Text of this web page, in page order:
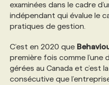
FAQ
examinées dans le cadre
indépendant qui évalue le
pratiques de gestion.
C’est en 2020 que
première fois comme l’une
gérées au Canada et c’est
consécutive que